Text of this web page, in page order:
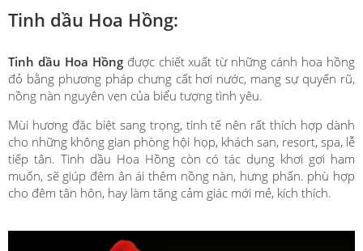
Tinh dầu Hoa Hồng:
Tinh dầu Hoa Hồngđược chiết xuất từ những cánh hoa hồng
đỏ bằng phương pháp chưng cất hơi nước, mang sự quyến rũ,
nồng nàn nguyên vẹn của biểu tượng tình yêu.
Mùi hương đặc biệt sang trọng, tinh tế nên rất thích hợp dành
cho những không gian phòng hội họp, khách sạn, resort, spa, lễ
tiếp tân. Tinh dầu Hoa Hồng còn có tác dụng khơi gợi ham
muốn, sẽ giúp đêm ân ái thêm nồng nàn, hưng phấn. phù hợp
cho đêm tân hôn, hay làm tăng cảm giác mới mẻ, kích thích.